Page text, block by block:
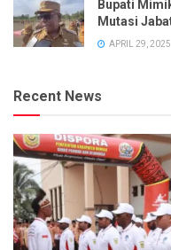
Bupati
Mutasi
APRIL 29, 2025
Recent News